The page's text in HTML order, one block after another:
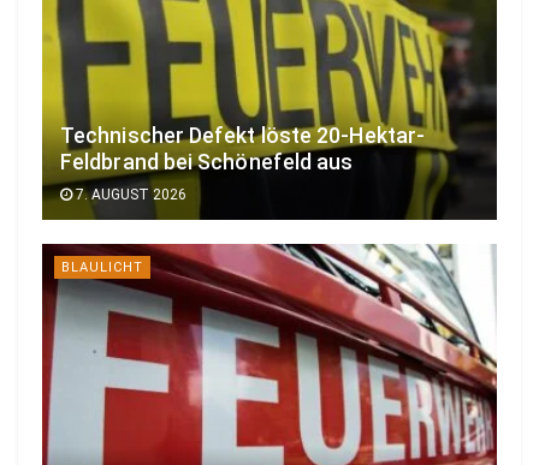
Technischer Defekt löste 20-Hektar-
Feldbrand bei Schönefeld aus
7. AUGUST 2026
BLAULICHT